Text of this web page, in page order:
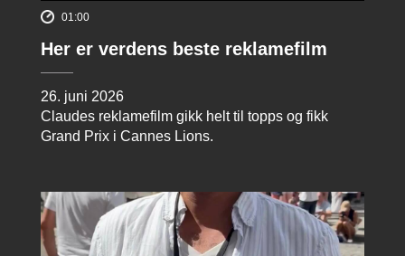
01:00
Her er verdens beste reklamefilm
26. juni 2026
Claudes reklamefilm gikk helt til topps og fikk
Grand Prix i Cannes Lions.